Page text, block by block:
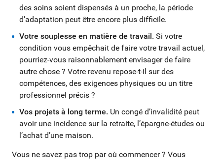
des soins soient dispensés à un proche, la période
d’adaptation peut être encore plus difficile.
Votre souplesse en matière de travail. Si votre
condition vous empêchait de faire votre travail actuel,
pourriez-vous raisonnablement envisager de faire
autre chose ? Votre revenu repose-t-il sur des
compétences, des exigences physiques ou un titre
professionnel précis ?
Vos projets à long terme. Un congé d’invalidité peut
avoir une incidence sur la retraite, l’épargne-études ou
l’achat d’une maison.
Vous ne savez pas trop par où commencer ? Vous